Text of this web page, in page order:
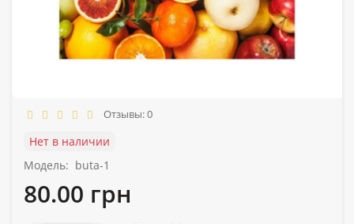
Отзывы: 0
Нет в наличии
Модель: buta-1
80.00 грн